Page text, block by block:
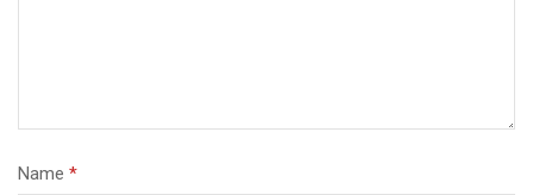
Name *